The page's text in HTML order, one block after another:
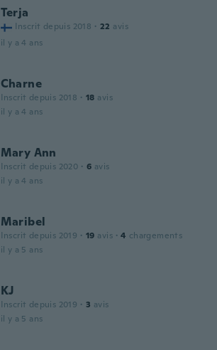
Terja
Inscrit depuis 2018 · 22 avis
il y a 4 ans
Charne
Inscrit depuis 2018 · 18 avis
il y a 4 ans
Mary Ann
Inscrit depuis 2020 · 6 avis
il y a 4 ans
Maribel
Inscrit depuis 2019 · 19 avis · 4 chargements
il y a 5 ans
KJ
Inscrit depuis 2019 · 3 avis
il y a 5 ans